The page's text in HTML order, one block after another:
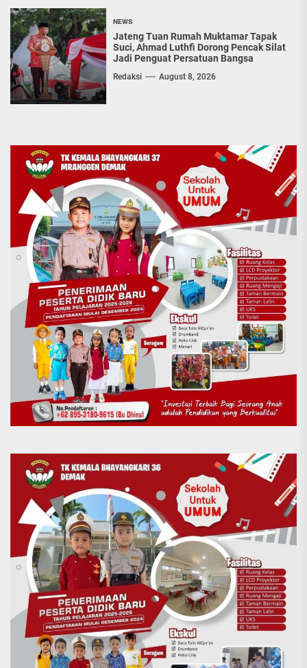
NEWS
Jateng Tuan Rumah Muktamar Tapak
Suci, Ahmad Luthfi Dorong Pencak Silat
Jadi Penguat Persatuan Bangsa
Redaksi August 8, 2026